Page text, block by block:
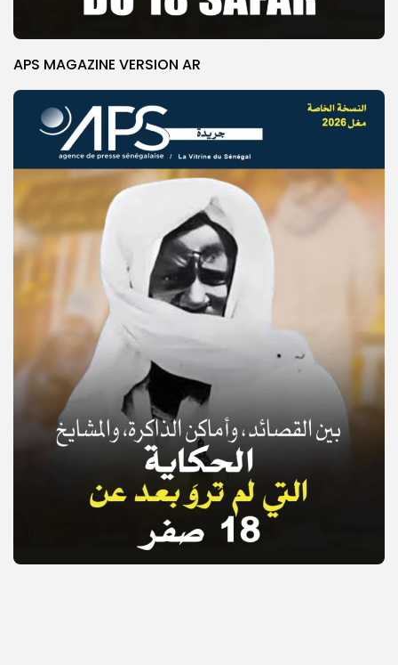
© Copyright 2025, APS
APS MAGAZINE VERSION AR